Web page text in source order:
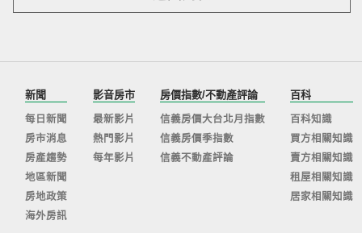
新聞
每日新聞
房市消息
房產趨勢
地區新聞
房地政策
海外房訊
影音房市
最新影片
熱門影片
每年影片
房價指數/不動產評論
信義房價大台北月指數
信義房價季指數
信義不動產評論
百科
百科知識
買方相關知識
賣方相關知識
租屋相關知識
居家相關知識